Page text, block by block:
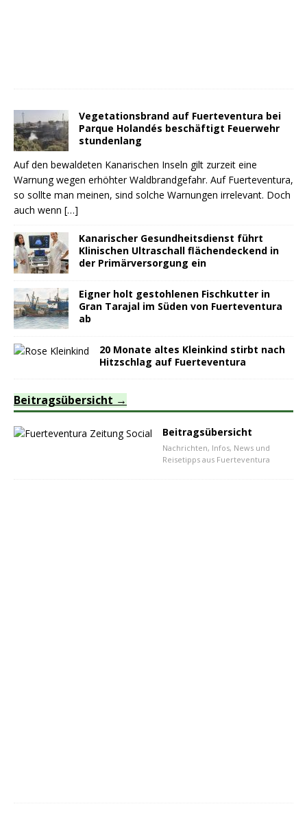
Vegetationsbrand auf Fuerteventura bei
Parque Holandés beschäftigt Feuerwehr
stundenlang
Auf den bewaldeten Kanarischen Inseln gilt zurzeit eine
Warnung wegen erhöhter Waldbrandgefahr. Auf Fuerteventura,
so sollte man meinen, sind solche Warnungen irrelevant. Doch
auch wenn […]
Kanarischer Gesundheitsdienst führt
Klinischen Ultraschall flächendeckend in
der Primärversorgung ein
Eigner holt gestohlenen Fischkutter in
Gran Tarajal im Süden von Fuerteventura
ab
20 Monate altes Kleinkind stirbt nach
Hitzschlag auf Fuerteventura
Beitragsübersicht
Beitragsübersicht
Nachrichten, Infos, News und
Reisetipps aus Fuerteventura